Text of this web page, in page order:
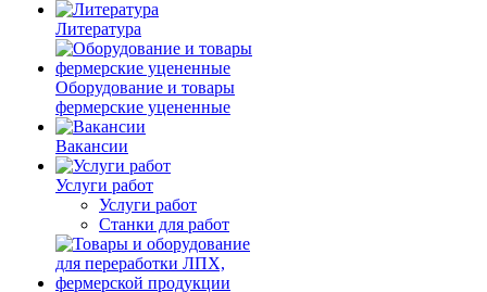
Литература
Оборудование и товары
фермерские уцененные
Вакансии
Услуги работ
Услуги работ
Станки для работ